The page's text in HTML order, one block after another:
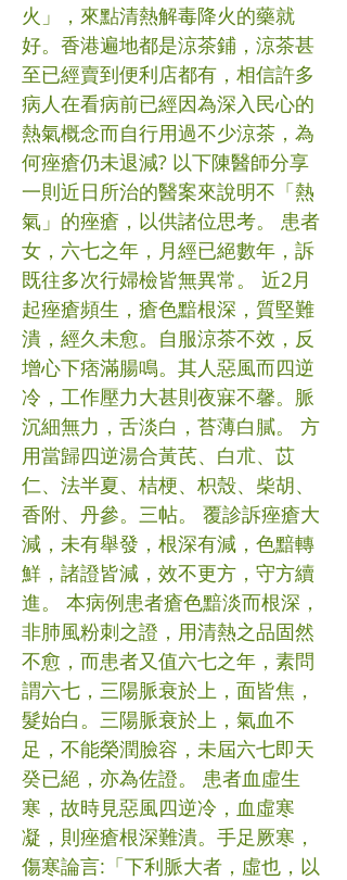
火」，來點清熱解毒降火的藥就
好。香港遍地都是涼茶鋪，涼茶甚
至已經賣到便利店都有，相信許多
病人在看病前已經因為深入民心的
熱氣概念而自行用過不少涼茶，為
何痤瘡仍未退減? 以下陳醫師分享
一則近日所治的醫案來說明不「熱
氣」的痤瘡，以供諸位思考。 患者
女，六七之年，月經已絕數年，訴
既往多次行婦檢皆無異常。 近2月
起痤瘡頻生，瘡色黯根深，質堅難
潰，經久未愈。自服涼茶不效，反
增心下痞滿腸鳴。其人惡風而四逆
冷，工作壓力大甚則夜寐不馨。脈
沉細無力，舌淡白，苔薄白膩。 方
用當歸四逆湯合黃芪、白朮、苡
仁、法半夏、桔梗、枳殼、柴胡、
香附、丹參。三帖。 覆診訴痤瘡大
減，未有舉發，根深有減，色黯轉
鮮，諸證皆減，效不更方，守方續
進。 本病例患者瘡色黯淡而根深，
非肺風粉刺之證，用清熱之品固然
不愈，而患者又值六七之年，素問
謂六七，三陽脈衰於上，面皆焦，
髮始白。三陽脈衰於上，氣血不
足，不能榮潤臉容，未屆六七即天
癸已絕，亦為佐證。 患者血虛生
寒，故時見惡風四逆冷，血虛寒
凝，則痤瘡根深難潰。手足厥寒，
傷寒論言:「下利脈大者，虛也，以